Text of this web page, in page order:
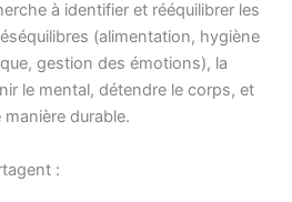
à identifier et rééquilibrer les
(alimentation, hygiène
gestion des émotions), la
le mental, détendre le corps, et
durable.
: